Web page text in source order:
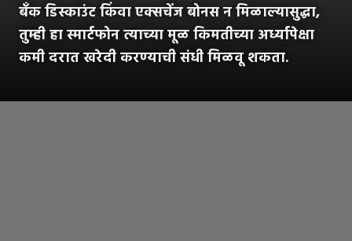
बँक डिस्काउंट किंवा एक्सचेंज बोनस न मिळाल्यासुद्धा,
तुम्ही हा स्मार्टफोन त्याच्या मूळ किमतीच्या अर्ध्यापेक्षा
कमी दरात खरेदी करण्याची संधी मिळवू शकता.